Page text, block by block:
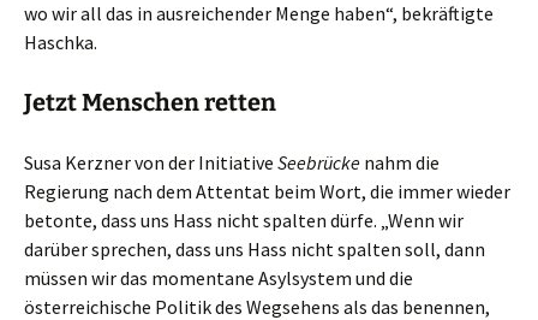
wo wir all das in ausreichender Menge haben“, bekräftigte
Haschka.
Jetzt Menschen retten
Susa Kerzner von der Initiative Seebrücke nahm die
Regierung nach dem Attentat beim Wort, die immer wieder
betonte, dass uns Hass nicht spalten dürfe. „Wenn wir
darüber sprechen, dass uns Hass nicht spalten soll, dann
müssen wir das momentane Asylsystem und die
österreichische Politik des Wegsehens als das benennen,